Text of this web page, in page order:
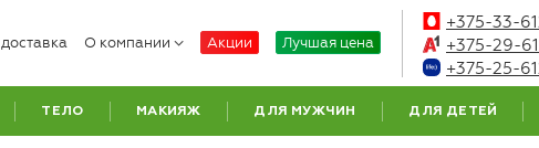
О компании Акции Лучшая цена
+375-33-
+375-29-
+375-25-
ТЕЛО МАКИЯЖ ДЛЯ МУЖЧИН ДЛЯ ДЕТЕЙ